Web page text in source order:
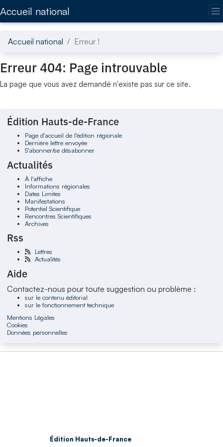
Accueil national
Accueil national Erreur !
Erreur 404: Page introuvable
La page que vous avez demandé n'existe pas sur ce site.
Édition Hauts-de-France
Page d'accueil de l'édition régionale
Dernière lettre envoyée
S'abonner/se désabonner
Actualités
À l'affiche
Informations régionales
Dates Limites
Manifestations
Potentiel Scientifique
Rencontres Scientifiques
Archives
Rss
Lettres
Actualités
Aide
Contactez-nous pour toute suggestion ou problème :
sur le contenu éditorial
sur le fonctionnement technique
Mentions Légales
Cookies
Données personnelles
Édition Hauts-de-France